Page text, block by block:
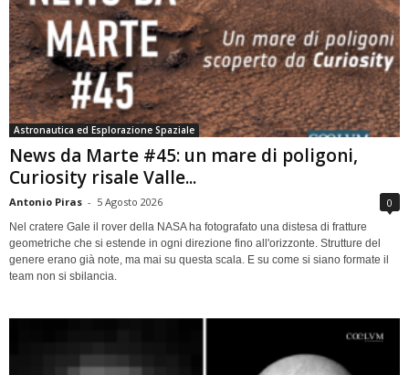
Astronautica ed Esplorazione Spaziale
News da Marte #45: un mare di poligoni,
Curiosity risale Valle...
Antonio Piras - 5 Agosto 2026 0
Nel cratere Gale il rover della NASA ha fotografato una distesa di fratture
geometriche che si estende in ogni direzione fino all'orizzonte. Strutture del
genere erano già note, ma mai su questa scala. E su come si siano formate il
team non si sbilancia.